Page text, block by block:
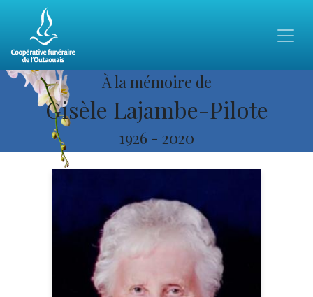
À la mémoire de
Gisèle Lajambe-Pilote
1926 - 2020